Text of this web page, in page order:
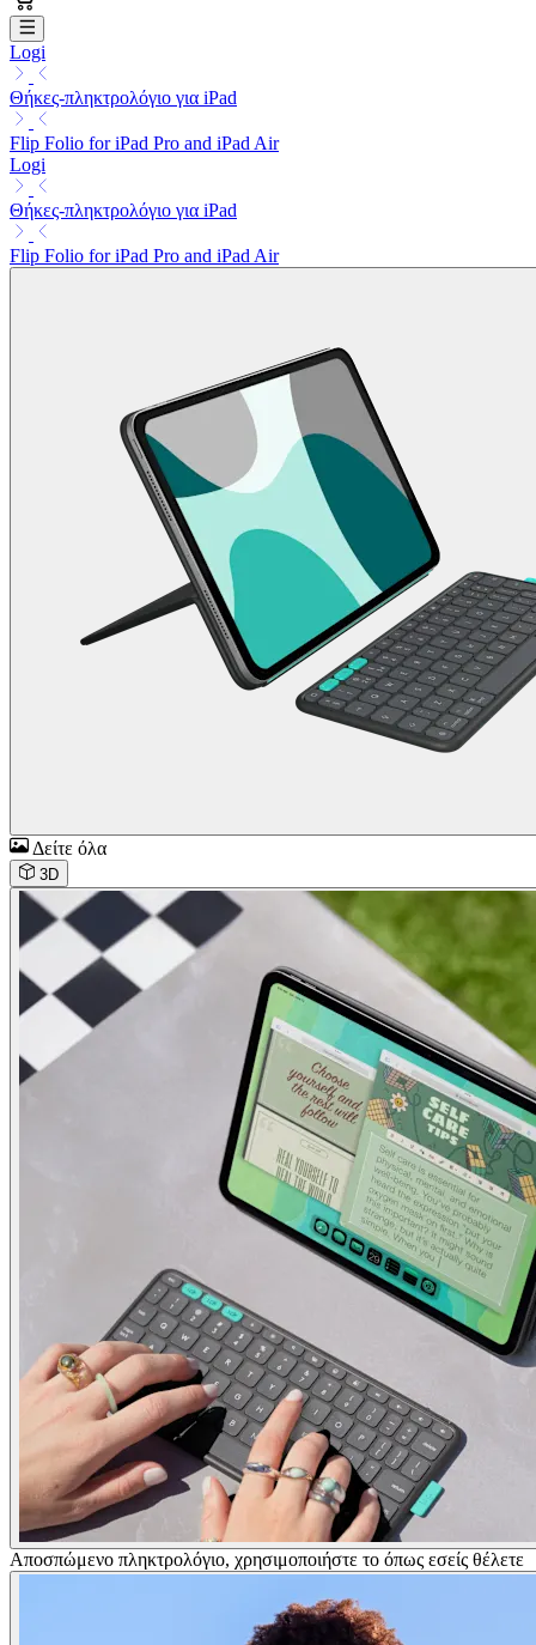
Logi
Θήκες-πληκτρολόγιο για iPad
Flip Folio for iPad Pro and iPad Air
Logi
Θήκες-πληκτρολόγιο για iPad
Flip Folio for iPad Pro and iPad Air
Δείτε όλα
3D
Αποσπώμενο πληκτρολόγιο, χρησιμοποιήστε το όπως εσείς θέλετε